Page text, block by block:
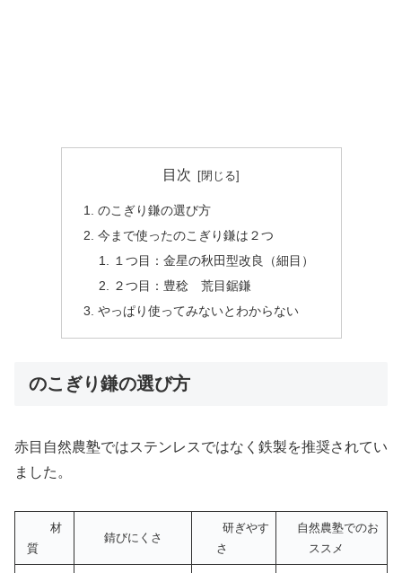
目次
のこぎり鎌の選び方
今まで使ったのこぎり鎌は２つ
１つ目：金星の秋田型改良（細目）
２つ目：豊稔 荒目鋸鎌
やっぱり使ってみないとわからない
のこぎり鎌の選び方
赤目自然農塾ではステンレスではなく鉄製を推奨されてい
ました。
材
質
錆びにくさ
研ぎやす
さ
自然農塾でのお
ススメ